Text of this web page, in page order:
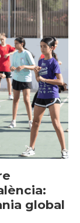
global